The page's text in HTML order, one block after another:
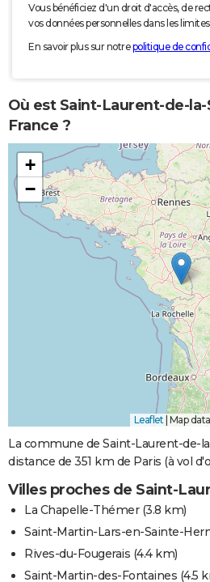
Vous bénéficiez d'un droit d'accès, de
vos données personnelles dans les
En savoir plus sur notrepolitique de
Où est Saint-Laurent-de-
France ?
+
−
Leaflet Map
La commune de Saint-Laurent-de-
distance de 351 km de Paris (à vol
Villes proches de Saint-
La Chapelle-Thémer(3.8 km)
Saint-Martin-Lars-en-Sainte-
Rives-du-Fougerais (4.4 km)
Saint-Martin-des-Fontaines (4.5